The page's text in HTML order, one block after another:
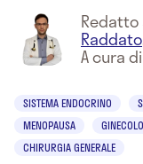
Raddato
A cura
SISTEMA ENDOCRINO
MENOPAUSA
CHIRURGIA GENERALE